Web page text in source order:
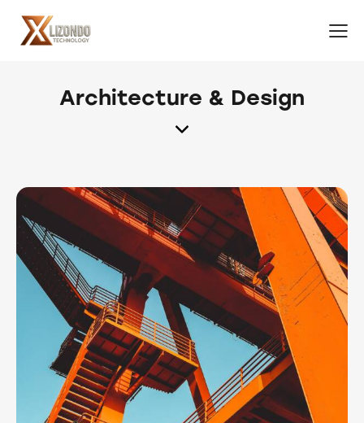
Architecture & Design